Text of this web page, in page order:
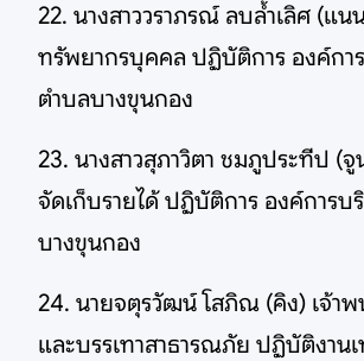
22. นางสาววราภรณ์ ลบล้ำเลิศ (แน
ทรัพยากรบุคคล ปฏิบัติการ องค์กา
ตำบลบางขุนกอง
23. นางสาวสุภาวิตา ชมภูประทีป (จู
จัดเก็บรายได้ ปฏิบัติการ องค์การบ
บางขุนกอง
24. นายจตุรวัฒน์ โสภิณ (คิง) เจ้า
และบรรเทาสาธารณภัย ปฏิบัติงาน